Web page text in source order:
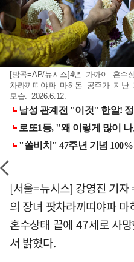
[방콕=AP/뉴시스]4년 가까이 혼
차라끼띠야파 마히돈 공주가 지난
모습. 2026.6.12.
[서울=뉴시스] 강영진 기
의 장녀 팟차라끼띠야파
혼수상태 끝에 47세로 사
서 밝혔다.